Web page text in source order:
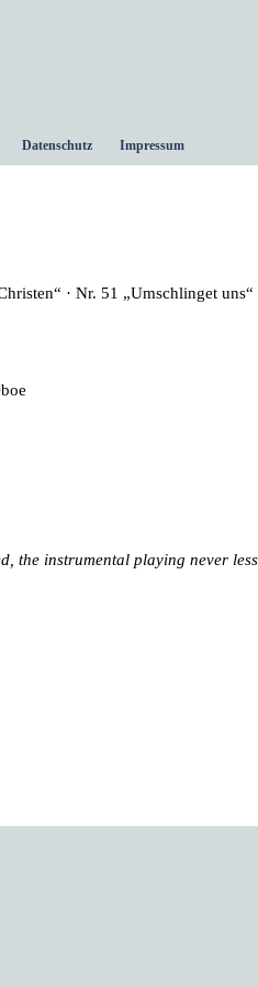
Datenschutz Impressum
· Nr. 51 „Umschlinget uns“
the instrumental playing never